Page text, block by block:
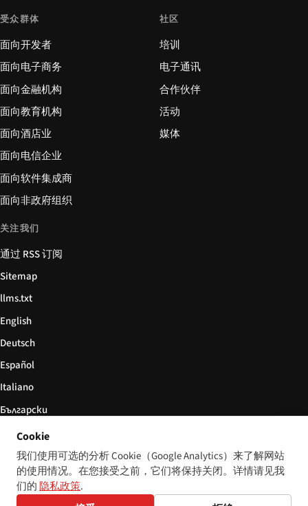
受众群体
面向开发者
面向电子商务
面向金融机构
面向教育机构
面向酒店业
面向电信企业
面向软件集成商
面向非政府组织
社区
培训
电子通讯
合作伙伴
活动
媒体
关注我们
通过 RSS 订阅
Sitemap
llms.txt
English
Deutsch
Español
Italiano
Български
简体中文
© 2026 Disability World. 版权所有。 Cookie 设置
Cookie
我们使用可选的分析 Cookie（Google Analytics）来了解网站
的使用情况。在您接受之前，它们将保持关闭。详情请见我
们的隐私政策.